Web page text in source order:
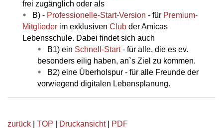
frei zugänglich oder als
B) - Professionelle-Start-Version - für Premium-
Mitglieder im exklusiven Club der Amicas
Lebensschule. Dabei findet sich auch
B1) ein Schnell-Start- für alle, die es ev.
besonders eilig haben, an`s Ziel zu kommen.
B2) eine Überholspur - für alle Freunde der
vorwiegend digitalen Lebensplanung.
zurück TOP Druckansicht| PDF